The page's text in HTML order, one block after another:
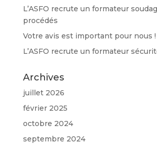
L’ASFO recrute un formateur
procédés
Votre avis est important pour nous !
L’ASFO recrute un formateur
Archives
juillet 2026
février 2025
octobre 2024
septembre 2024